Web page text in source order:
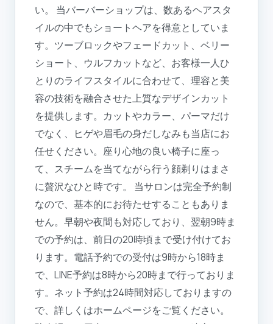
い。 当バーバーショップは、数あるヘアスタ
イルの中でもショートヘアを得意としていま
す。ツーブロックやフェードカット、ベリー
ショート、ウルフカットなど、お客様一人ひ
とりのライフスタイルに合わせて、理容と美
容の技術を融合させた上質なデザインカット
を提供します。カットやカラー、パーマだけ
でなく、ヒゲや眉毛の身だしなみも当店にお
任せください。座り心地の良い椅子に座っ
て、スチームを当てながら行う顔剃りはまさ
に贅沢なひと時です。 当サロンは完全予約制
なので、基本的にお待たせすることもありま
せん。早朝や夜間も対応しており、翌朝9時ま
での予約は、前日の20時頃まで受け付けてお
ります。電話予約での受付は9時から18時ま
で、LINE予約は8時から20時まで行っておりま
す。ネット予約は24時間対応しておりますの
で、詳しくはホームページをご覧ください。